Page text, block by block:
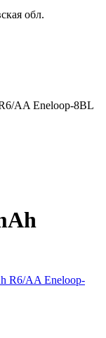
обл.
AA Eneloop-8BL